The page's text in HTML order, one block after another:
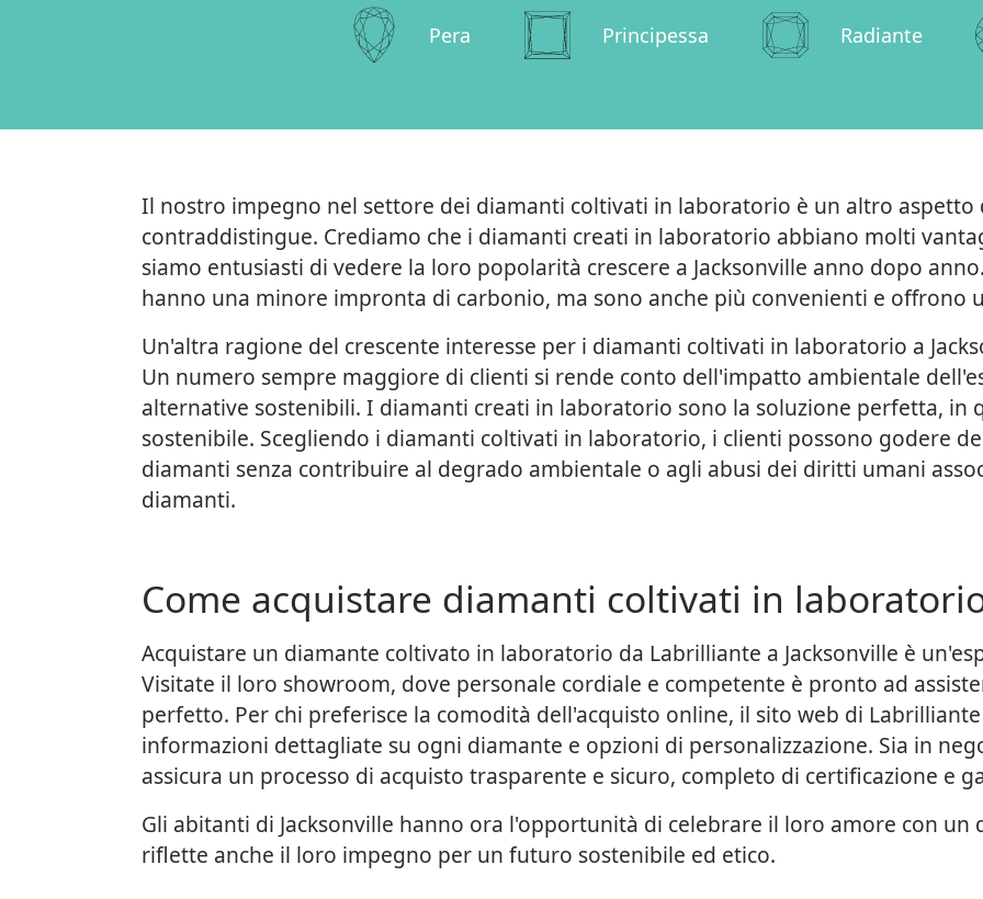
Pera Principessa Radiante
Il nostro impegno nel settore dei diamanti coltivati in laboratorio è un altro aspetto
contraddistingue. Crediamo che i diamanti creati in laboratorio abbiano molti
siamo entusiasti di vedere la loro popolarità crescere a Jacksonville anno dopo
hanno una minore impronta di carbonio, ma sono anche più convenienti e offrono
Un'altra ragione del crescente interesse per i diamanti coltivati in laboratorio a
Un numero sempre maggiore di clienti si rende conto dell'impatto ambientale
alternative sostenibili. I diamanti creati in laboratorio sono la soluzione perfetta,
sostenibile. Scegliendo i diamanti coltivati in laboratorio, i clienti possono godere
diamanti senza contribuire al degrado ambientale o agli abusi dei diritti umani
diamanti.
Come acquistare diamanti coltivati in
Acquistare un diamante coltivato in laboratorio da Labrilliante a Jacksonville è
Visitate il loro showroom, dove personale cordiale e competente è pronto ad
perfetto. Per chi preferisce la comodità dell'acquisto online, il sito web di
informazioni dettagliate su ogni diamante e opzioni di personalizzazione. Sia in
assicura un processo di acquisto trasparente e sicuro, completo di certificazione e
Gli abitanti di Jacksonville hanno ora l'opportunità di celebrare il loro amore con un
riflette anche il loro impegno per un futuro sostenibile ed etico.